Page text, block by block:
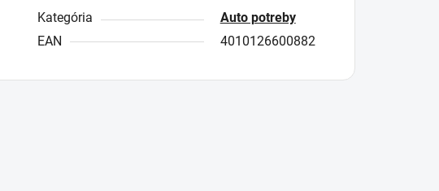
Kategória
Auto potreby
EAN
4010126600882